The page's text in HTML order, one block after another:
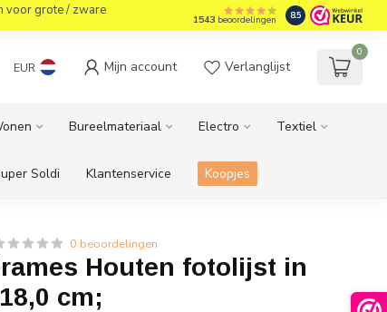
voor grote / zware
1543beoordelingen 8.5
EUR Mijn account Verlanglijst
0
Bureelmateriaal Electro Textiel
Soldi Klantenservice Koopjes
0 beoordelingen
Houten fotolijst in
cm;